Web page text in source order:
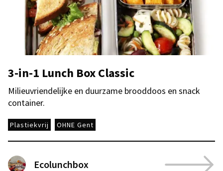
3-in-1 Lunch Box Classic
Milieuvriendelijke en duurzame brooddoos en snack
container.
Plastiekvrij OHNE Gent
Ecolunchbox